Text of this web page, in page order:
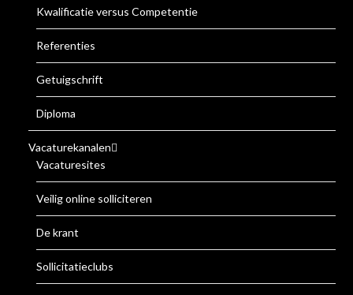
Kwalificatie versus Competentie
Referenties
Getuigschrift
Diploma
Vacaturekanalen
Vacaturesites
Veilig online solliciteren
De krant
Sollicitatieclubs